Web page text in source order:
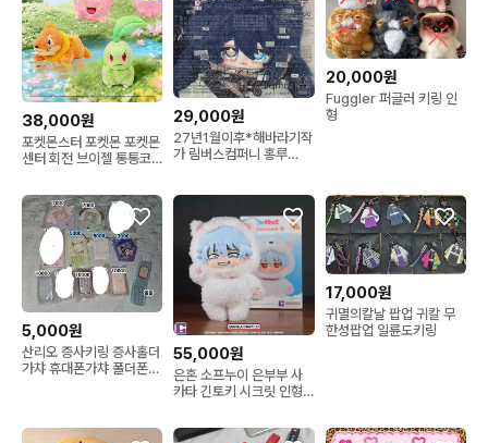
38,000원
포켓몬스터 포켓몬 포켓몬
센터 회전 브이젤 통통코
29,000원
27년1월이후*해바라기작
가 림버스컴퍼니 홍루
20,000원
Fuggler 퍼글러 키링 인
형
5,000원
산리오 증사키링 증사홀더
가챠 휴대폰가챠 폴더폰가
55,000원
은혼 소프누이 은부부 사
카타 긴토키 시크릿 인형
17,000원
귀멸의칼날 팝업 귀칼 무
한성팝업 일륜도키링